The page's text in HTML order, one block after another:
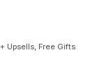
Upsells, Free Gifts